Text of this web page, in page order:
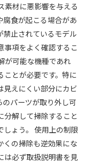
素材に悪影響を与える
腐食が起こる場合があ
禁止されているモデル
事項をよく確認するこ
が可能な機種であれ
ことが必要です。特に
見えにくい部分にカビ
パーツが取り外し可
分解して掃除すること
ょう。 使用上の制限
くの掃除も逆効果にな
は必ず取扱説明書を見